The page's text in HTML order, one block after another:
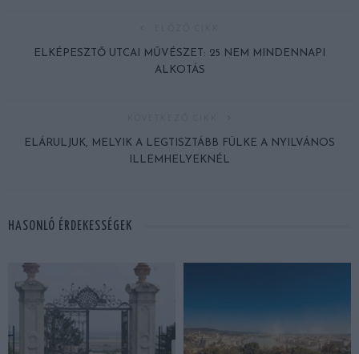
ELKÉPESZTŐ UTCAI MŰVÉSZET: 25 NEM MINDENNAPI
ALKOTÁS
ELÁRULJUK, MELYIK A LEGTISZTÁBB FÜLKE A NYILVÁNOS
ILLEMHELYEKNÉL
HASONLÓ ÉRDEKESSÉGEK